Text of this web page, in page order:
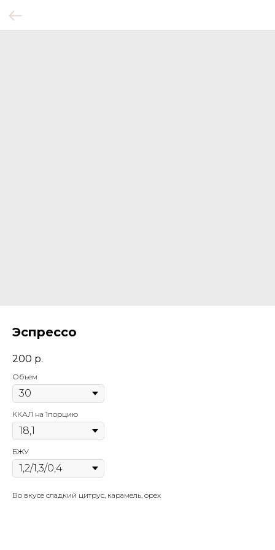
Эспрессо
200 р.
Объем
ККАЛ на 1порцию
БЖУ
Во вкусе сладкий цитрус, карамель, орех